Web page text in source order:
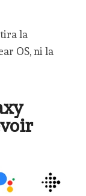
la
OS, ni la